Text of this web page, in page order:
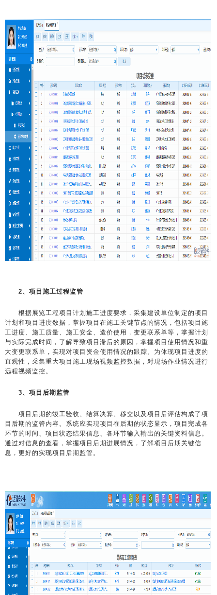
2、项目施工过程监管
根据展览工程项目计划施工进度要求，采集建设单位制定的项目
计划和项目进度数据，掌握项目在施工关键节点的情况，包括项目施
工进度、施工质量、施工安全、造价使用，变更联系单等，掌握计划
与实际完成时间，了解导致项目滞后的原因，掌握项目使用情况和重
大变更联系单，实现对项目资金使用情况的跟踪。为体现项目进度的
直观性，采集重大项目施工现场视频监控数据，对现场作业情况进行
远程视频监控。
3、项目后期监管
项目后期的竣工验收、结算决算、移交以及项目后评估构成了项
目后期的监管内容。系统应实现项目在后期的状态显示，项目完成各
环节的时间、项目状态结果信息、各环节输入输出的关键资料信息。
通过对信息的查看，掌握项目后期进展情况，了解项目后期关键信
息，更好的实现项目后期监管。